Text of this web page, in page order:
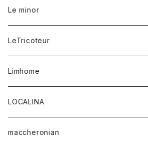
リング
バンダナ
タンクトップ
Tシャツ
カーディガン
シャツ
ワンピース
Tシャツ
レディース
コート
シャツ
Le minor
ボトム
スカート
パンツ
レディース
アウター
カットソー
トップス
シャツ
LeTricoteur
カーディガン
Limhome
LOCALINA
ロングスリーブテーシャツ
maccheronian